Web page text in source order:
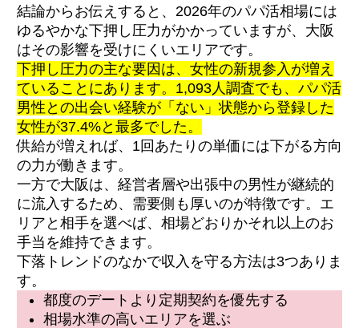
結論からお伝えすると、2026年のパパ活相場には
ゆるやかな下押し圧力がかかっていますが、大阪
はその影響を受けにくいエリアです。
下押し圧力の主な要因は、女性の新規参入が増え
ていることにあります。1,093人調査でも、パパ活
男性との出会い経験が「ない」状態から登録した
女性が37.4%と最多でした。
供給が増えれば、1回あたりの単価には下がる方向
の力が働きます。
一方で大阪は、経営者層や出張中の男性が継続的
に流入するため、需要側も厚いのが特徴です。エ
リアと相手を選べば、相場どおりかそれ以上のお
手当を維持できます。
下落トレンドのなかで収入を守る方法は3つありま
す。
都度のデートより定期契約を優先する
相場水準の高いエリアを選ぶ